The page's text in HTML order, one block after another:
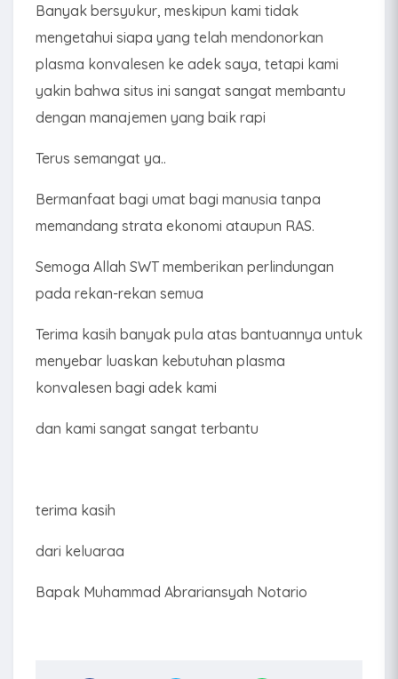
Banyak bersyukur, meskipun kami tidak
mengetahui siapa yang telah mendonorkan
plasma konvalesen ke adek saya, tetapi kami
yakin bahwa situs ini sangat sangat membantu
dengan manajemen yang baik rapi
Terus semangat ya..
Bermanfaat bagi umat bagi manusia tanpa
memandang strata ekonomi ataupun RAS.
Semoga Allah SWT memberikan perlindungan
pada rekan-rekan semua
Terima kasih banyak pula atas bantuannya untuk
menyebar luaskan kebutuhan plasma
konvalesen bagi adek kami
dan kami sangat sangat terbantu
terima kasih
dari keluaraa
Bapak Muhammad Abrariansyah Notario